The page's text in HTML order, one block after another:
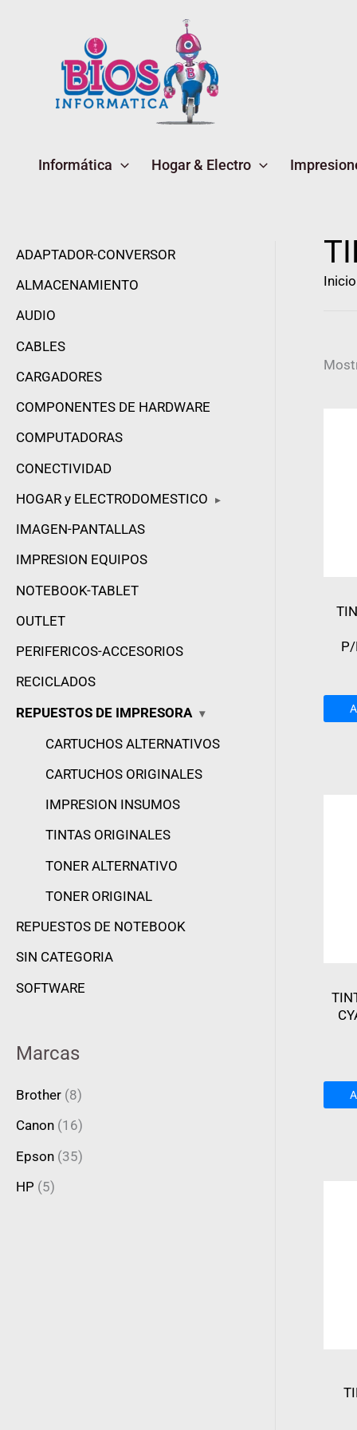
Informática Hogar & Electro
ADAPTADOR-CONVERSOR
ALMACENAMIENTO
AUDIO
CABLES
CARGADORES
COMPONENTES DE HARDWARE
COMPUTADORAS
CONECTIVIDAD
HOGAR y ELECTRODOMESTICO
▸
IMAGEN-PANTALLAS
IMPRESION EQUIPOS
NOTEBOOK-TABLET
OUTLET
PERIFERICOS-ACCESORIOS
RECICLADOS
REPUESTOS DE IMPRESORA ▾
CARTUCHOS ALTERNATIVOS
CARTUCHOS ORIGINALES
IMPRESION INSUMOS
TINTAS ORIGINALES
TONER ALTERNATIVO
TONER ORIGINAL
REPUESTOS DE NOTEBOOK
SIN CATEGORIA
SOFTWARE
Marcas
Brother (8)
Canon (16)
Epson (35)
HP (5)
Inicio